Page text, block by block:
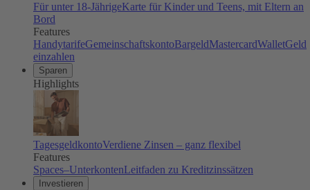
Für unter 18-JährigeKarte für Kinder und Teens, mit Eltern an
Bord
Features
HandytarifeGemeinschaftskontoBargeldMastercardWalletGeld
einzahlen
Sparen
Highlights
TagesgeldkontoVerdiene Zinsen – ganz flexibel
Features
Spaces–UnterkontenLeitfaden zu Kreditzinssätzen
Investieren